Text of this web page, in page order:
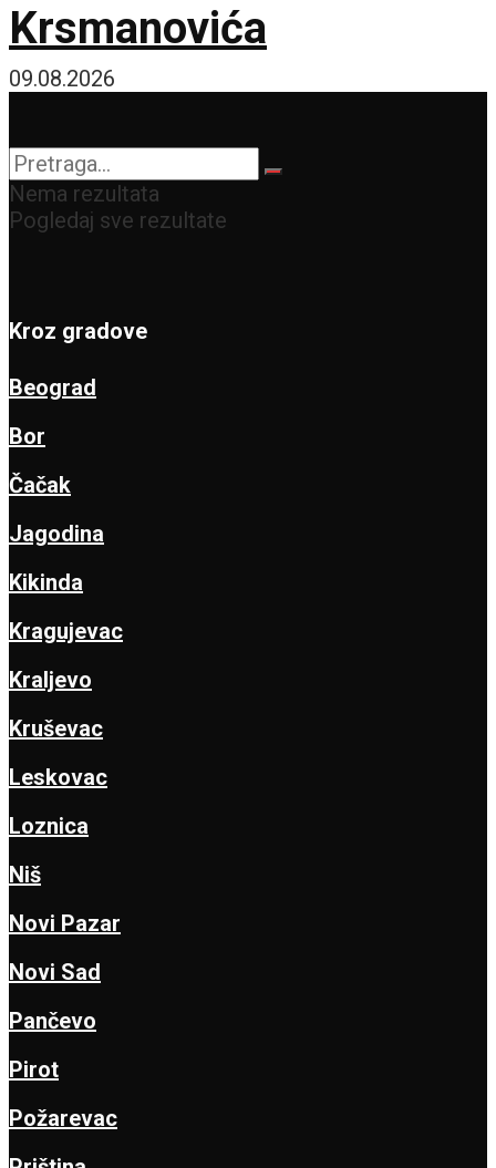
Krsmanovića
09.08.2026
Nema rezultata
Pogledaj sve rezultate
Kroz gradove
Beograd
Bor
Čačak
Jagodina
Kikinda
Kragujevac
Kraljevo
Kruševac
Leskovac
Loznica
Niš
Novi Pazar
Novi Sad
Pančevo
Pirot
Požarevac